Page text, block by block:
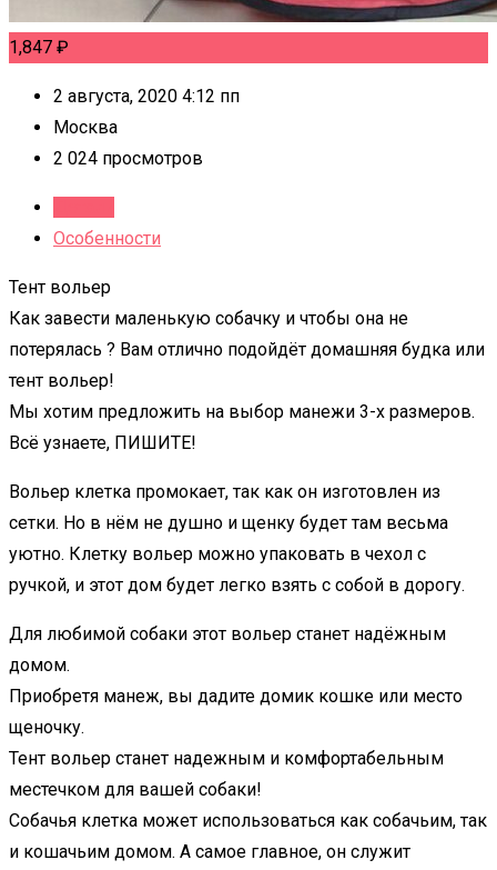
1,847 ₽
2 августа, 2020 4:12 пп
Москва
2 024 просмотров
Особенности
Тент вольер
Как завести маленькую собачку и чтобы она не
потерялась ? Вам отлично подойдёт домашняя будка или
тент вольер!
Мы хотим предложить на выбор манежи 3-х размеров.
Всё узнаете, ПИШИТЕ!
Вольер клетка промокает, так как он изготовлен из
сетки. Но в нём не душно и щенку будет там весьма
уютно. Клетку вольер можно упаковать в чехол с
ручкой, и этот дом будет легко взять с собой в дорогу.
Для любимой собаки этот вольер станет надёжным
домом.
Приобретя манеж, вы дадите домик кошке или место
щеночку.
Тент вольер станет надежным и комфортабельным
местечком для вашей собаки!
Собачья клетка может использоваться как собачьим, так
и кошачьим домом. А самое главное, он служит